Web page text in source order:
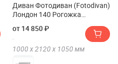
Диван Фотодиван (Fotodivan)
Лондон 140 Рогожка
от 14 850 ₽
1000 х2120 х 1050 мм